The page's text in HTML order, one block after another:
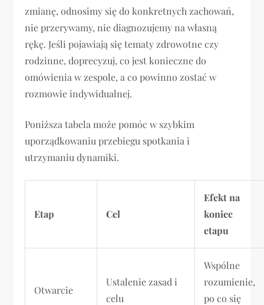
zmianę, odnosimy się do konkretnych zachowań,
nie przerywamy, nie diagnozujemy na własną
rękę. Jeśli pojawiają się tematy zdrowotne czy
rodzinne, doprecyzuj, co jest konieczne do
omówienia w zespole, a co powinno zostać w
rozmowie indywidualnej.
Poniższa tabela może pomóc w szybkim
uporządkowaniu przebiegu spotkania i
utrzymaniu dynamiki.
Etap Cel
Efekt na
koniec
etapu
Otwarcie
Ustalenie zasad i
celu
Wspólne
rozumienie,
po co się